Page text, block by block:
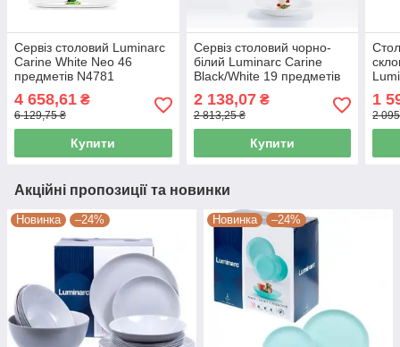
Сервіз столовий Luminarc
Carine White Neo 46
предметів N4781
4 658,61 ₴
6 129,75 ₴
Купити
Сервіз столовий чорно-
білий Luminarc Carine
Black/White 19 предметів
2 138,07₴
2 813,25 ₴
Купити
1
2
Акційні пропозиції та новинки
Новинка –24% Новинка –24%